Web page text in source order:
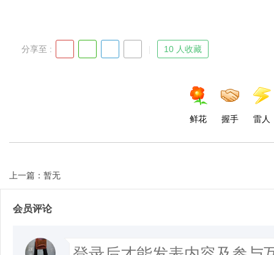
分享至 : 10 人收藏
鲜花 握手 雷人
上一篇：暂无
会员评论